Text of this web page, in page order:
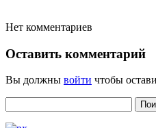
Нет комментариев
Оставить комментарий
Вы должны войти чтобы